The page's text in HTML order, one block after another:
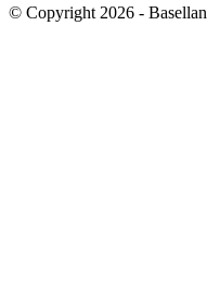
© Copyright 2026 -